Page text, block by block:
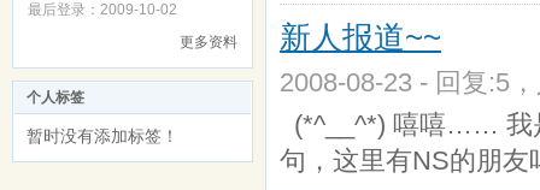
最后登录：2009-10-02
更多资料
个人标签
暂时没有添加标签！
新人报道~~
2008-08-23 - 回复:5
(*^__^*) 嘻嘻…… 我
句，这里有NS的朋友